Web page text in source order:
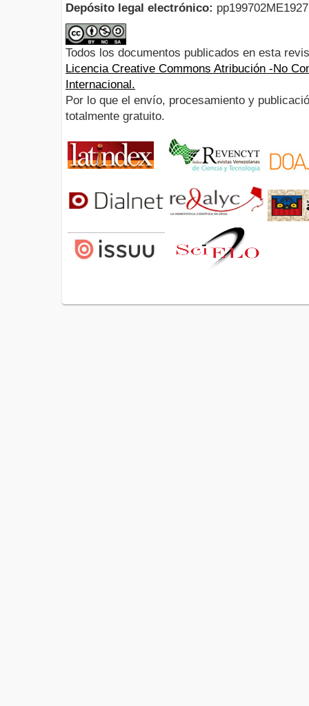
Depósito legal electrónico:
Todos los documentos publicados en esta
Licencia Creative Commons Atribución -No
Internacional.
Por lo que el envío, procesamiento y
totalmente gratuito.